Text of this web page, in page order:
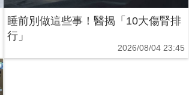
睡前別做這些事！醫揭「10大傷腎排
行」
2026/08/04 23:45